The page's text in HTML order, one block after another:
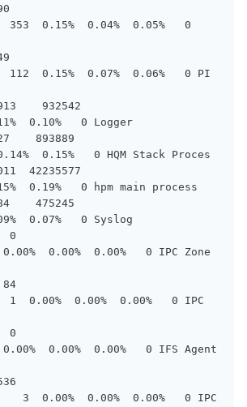
353  0.15%  0.04%  0.05%   0
112  0.15%  0.07%  0.06%   0 PI
932542
0.10%   0 Logger
893889
0.15%   0 HQM Stack Proces
42235577
0.19%   0 hpm main process
475245
0.07%   0 Syslog
0
0.00%  0.00%  0.00%   0 IPC Zone
84
1  0.00%  0.00%  0.00%   0 IPC
0
0.00%  0.00%  0.00%   0 IFS Agent
3  0.00%  0.00%  0.00%   0 IPC